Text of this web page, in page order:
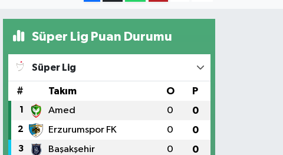
Süper Lig Puan Durumu
Süper Lig
# Takım O P
1 Amed 0 0
2 Erzurumspor FK 0 0
3 Başakşehir 0 0